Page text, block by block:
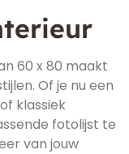
60 x 80 maakt
Of je nu een
klassiek
fotolijst te
van jouw